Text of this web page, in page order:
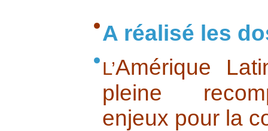
A réalisé les
L’Amérique
pleine
enjeux pour la